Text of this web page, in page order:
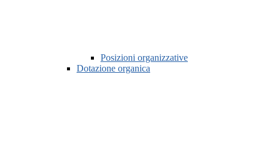
Posizioni organizzative
Dotazione organica